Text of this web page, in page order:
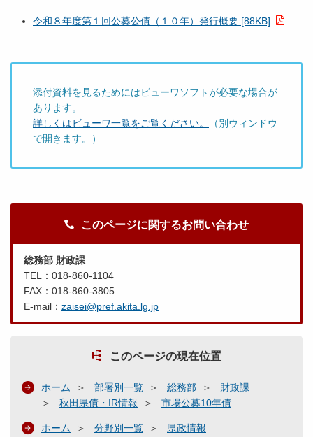
令和８年度第１回公募公債（１０年）発行概要 [88KB]
添付資料を見るためにはビューワソフトが必要な場合が
あります。
詳しくはビューワ一覧をご覧ください。
（別ウィンドウ
で開きます。）
このページに関するお問い合わせ
総務部 財政課
TEL：018-860-1104
FAX：018-860-3805
E-mail： zaisei@pref.akita.lg.jp
このページの現在位置
ホーム 部署別一覧 総務部
財政課
秋田県債・IR情報
市場公募10年債
ホーム 分野別一覧
県政情報